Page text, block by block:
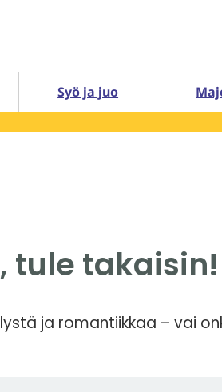
Syö ja juo
tule takaisin!
ja romantiikkaa – vai